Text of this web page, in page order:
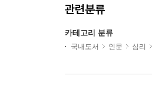
관련분류
카테고리 분류
국내도서 인문 심리